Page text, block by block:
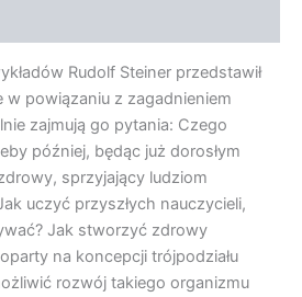
Rudolf Steiner przedstawił
w powiązaniu z zagadnieniem
zajmują go pytania: Czego
później, będąc już dorosłym
sprzyjający ludziom
uczyć przyszłych nauczycieli,
Jak stworzyć zdrowy
na koncepcji trójpodziału
rozwój takiego organizmu